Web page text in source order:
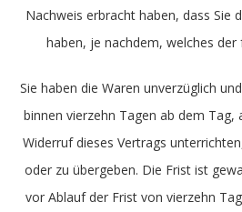
Nachweis erbracht haben, dass Sie
haben, je nachdem, welches
Sie haben die Waren unverzüglich
binnen vierzehn Tagen ab dem Tag,
Widerruf dieses Vertrags
oder zu übergeben. Die Frist ist
vor Ablauf der Frist von vierzehn